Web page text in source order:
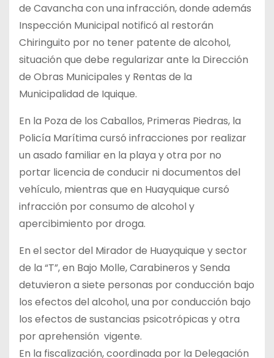
de Cavancha con una infracción, donde además
Inspección Municipal notificó al restorán
Chiringuito por no tener patente de alcohol,
situación que debe regularizar ante la Dirección
de Obras Municipales y Rentas de la
Municipalidad de Iquique.
En la Poza de los Caballos, Primeras Piedras, la
Policía Marítima cursó infracciones por realizar
un asado familiar en la playa y otra por no
portar licencia de conducir ni documentos del
vehículo, mientras que en Huayquique cursó
infracción por consumo de alcohol y
apercibimiento por droga.
En el sector del Mirador de Huayquique y sector
de la “T”, en Bajo Molle, Carabineros y Senda
detuvieron a siete personas por conducción bajo
los efectos del alcohol, una por conducción bajo
los efectos de sustancias psicotrópicas y otra
por aprehensión vigente.
En la fiscalización, coordinada por la Delegación